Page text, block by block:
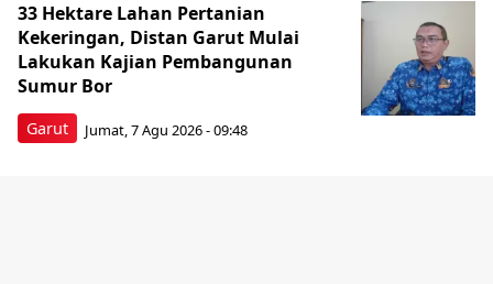
Garut
33 Hektare Lahan Pertanian
Kekeringan, Distan Garut Mulai
Lakukan Kajian Pembangunan
Sumur Bor
Jumat, 7 Agu 2026 - 09:48